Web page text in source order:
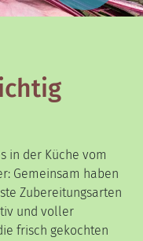
in der Küche vom
Gemeinsam haben
Zubereitungsarten
und voller
frisch gekochten